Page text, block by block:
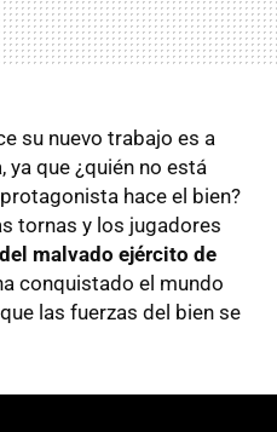
su nuevo trabajo es a
que ¿quién no está
hace el bien?
tornas y los jugadores
malvado ejército de
conquistado el mundo
las fuerzas del bien se